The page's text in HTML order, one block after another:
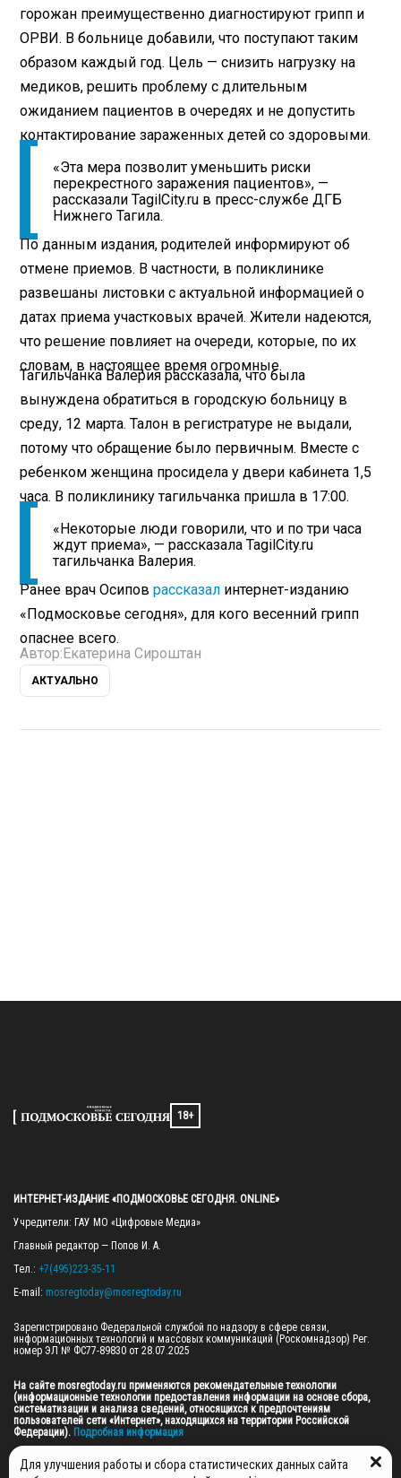
горожан преимущественно диагностируют грипп и
ОРВИ. В больнице добавили, что поступают таким
образом каждый год. Цель — снизить нагрузку на
медиков, решить проблему с длительным
ожиданием пациентов в очередях и не допустить
контактирование зараженных детей со здоровыми.
«Эта мера позволит уменьшить риски
перекрестного заражения пациентов», —
рассказали TagilCity.ru в пресс-службе ДГБ
Нижнего Тагила.
По данным издания, родителей информируют об
отмене приемов. В частности, в поликлинике
развешаны листовки с актуальной информацией о
датах приема участковых врачей. Жители надеются,
что решение повлияет на очереди, которые, по их
словам, в настоящее время огромные.
Тагильчанка Валерия рассказала, что была
вынуждена обратиться в городскую больницу в
среду, 12 марта. Талон в регистратуре не выдали,
потому что обращение было первичным. Вместе с
ребенком женщина просидела у двери кабинета 1,5
часа. В поликлинику тагильчанка пришла в 17:00.
«Некоторые люди говорили, что и по три часа
ждут приема», — рассказала TagilCity.ru
тагильчанка Валерия.
Ранее врач Осиповрассказал интернет-изданию
«Подмосковье сегодня», для кого весенний грипп
опаснее всего.
Автор: Екатерина Сироштан
АКТУАЛЬНО
18+
ИНТЕРНЕТ-ИЗДАНИЕ «ПОДМОСКОВЬЕ СЕГОДНЯ. ONLINE»
Учредители: ГАУ МО «Цифровые Медиа»
Главный редактор — Попов И. А.
Тел.: +7(495)223-35-11
E-mail: mosregtoday@mosregtoday.ru
Зарегистрировано Федеральной службой по надзору в сфере связи,
информационных технологий и массовых коммуникаций (Роскомнадзор) Рег.
номер ЭЛ № ФС77-89830 от 28.07.2025
На сайте mosregtoday.ru применяются рекомендательные технологии
(информационные технологии предоставления информации на основе сбора,
систематизации и анализа сведений, относящихся к предпочтениям
пользователей сети «Интернет», находящихся на территории Российской
Федерации). Подробная информация
© 2026 ПРАВА НА ВСЕ МАТЕРИАЛЫ САЙТА ПРИНАДЛЕЖАТ ГАУ МО "ЦИФРОВЫЕ
МЕДИА" (ОГРН: 1255000059467).
Для улучшения работы и сбора статистических данных сайта